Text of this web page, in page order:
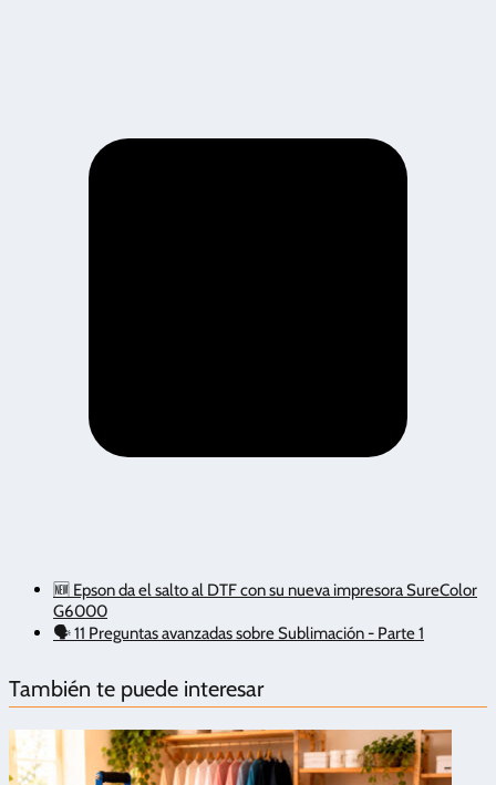
🆕 Epson da el salto al DTF con su nueva impresora SureColor
G6000
🗣️ 11 Preguntas avanzadas sobre Sublimación - Parte 1
También te puede interesar